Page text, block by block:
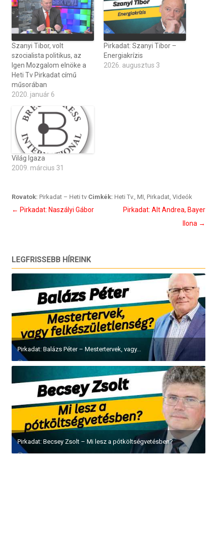
Szanyi Tibor, volt
szocialista politikus, az
Igen Mozgalom elnöke a
Heti Tv Pirkadat című
műsorában
2020. január 6
Pirkadat: Szanyi Tibor –
Energiakrízis
2026. augusztus 3
Világ Igaza
2009. március 31
Rovatok: Pirkadat – Heti tv Cimkék: Heti Tv., MI, Pirkadat, Videók
Bejegyzés
← Pirkadat: Naszályi Gábor
Pirkadat: Alt Andrea, Bayer
Ilona →
LEGFRISSEBB HÍREINK
Pirkadat: Balázs Péter – Mestertervek, vagy...
Pirkadat: Becsey Zsolt – Mi lesz a pótköltségvetésben?